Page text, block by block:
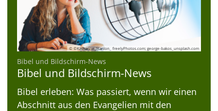
© ©Katharine_Hanlon_ freelyPhotos.com; george-bakos_unsplash.com
Bibel und Bildschirm-News
Bibel und Bildschirm-News
Bibel erleben: Was passiert, wenn wir einen
Abschnitt aus den Evangelien mit den